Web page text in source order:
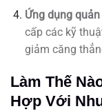
Ứng dụng
cấp các kỹ
giảm căng
Làm Thế
Hợp Với